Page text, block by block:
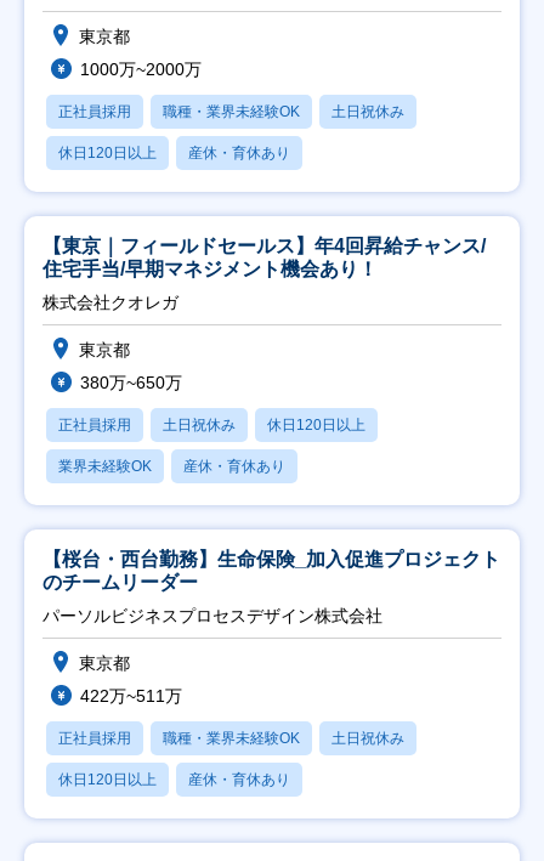
東京都
1000万~2000万
正社員採用 職種・業界未経験OK 土日祝休み
休日120日以上 産休・育休あり
【東京｜フィールドセールス】年4回昇給チャンス/
住宅手当/早期マネジメント機会あり！
株式会社クオレガ
東京都
380万~650万
正社員採用 土日祝休み 休日120日以上
業界未経験OK 産休・育休あり
【桜台・西台勤務】生命保険_加入促進プロジェクト
のチームリーダー
パーソルビジネスプロセスデザイン株式会社
東京都
422万~511万
正社員採用 職種・業界未経験OK 土日祝休み
休日120日以上 産休・育休あり